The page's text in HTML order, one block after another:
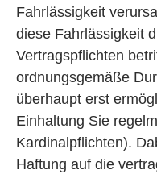
Fahrlässigkeit
diese Fahrlässigkeit
Vertragspflichten
ordnungsgemäße
überhaupt erst
Einhaltung Sie
Kardinalpflichten).
Haftung auf die